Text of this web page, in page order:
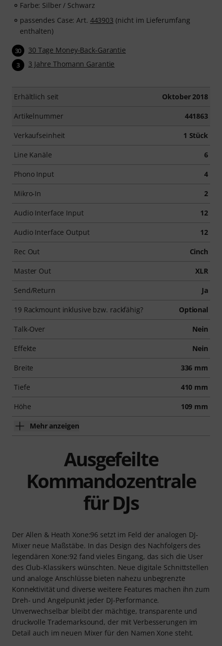
Farbe: Silber / Schwarz
passendes Case: Art. 443903 (nicht im Lieferumfang
enthalten)
30 30 Tage Money-Back-Garantie
3 3 Jahre Thomann Garantie
Erhältlich seit Oktober 2018
Artikelnummer 441863
Verkaufseinheit 1 Stück
Line Kanäle 6
Phono Input 4
Mikro-In 2
Audio Interface Input 12
Audio Interface Output 12
Rec Out Cinch
Master Out XLR
Send/Return Ja
19 Rackmount inklusive bzw. rackfähig? Optional
Talk-Over Nein
Effekte Nein
Breite 336 mm
Tiefe 410 mm
Höhe 109 mm
Mehr anzeigen
Ausgefeilte
Kommandozentrale
für DJs
Der Allen & Heath Xone:96 setzt im Feld der analogen DJ-
Mixer neue Maßstäbe. In das Design des Nachfolgers des
legendären Xone:92 fand vieles Eingang, das sich die User
des Club-Klassikers wünschten. Neue digitale Schnittstellen
und analoge Anschlüsse bieten nahezu unbegrenzte
Konnektivität und diverse weitere Features machen ihn zum
Dreh- und Angelpunkt jeder DJ-Performance.
Unverwechselbar bleibt der mächtige, transparente und
druckvolle Trademarksound, der mit Verbesserungen im
Detail auch im neuen Mixer für den Namen Xone steht.